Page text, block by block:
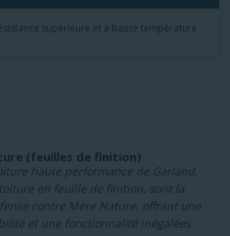
supérieure et à basse température
(feuilles de finition)
haute performance de Garland,
en feuille de finition, sont la
contre Mère Nature, offrant une
et une fonctionnalité inégalées.